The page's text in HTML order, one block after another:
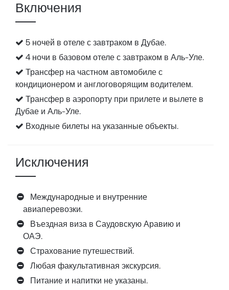
Включения
5 ночей в отеле с завтраком в Дубае.
4 ночи в базовом отеле с завтраком в Аль-Уле.
Трансфер на частном автомобиле с
кондиционером и англоговорящим водителем.
Трансфер в аэропорту при прилете и вылете в
Дубае и Аль-Уле.
Входные билеты на указанные объекты.
Исключения
Международные и внутренние
авиаперевозки.
Въездная виза в Саудовскую Аравию и
ОАЭ.
Страхование путешествий.
Любая факультативная экскурсия.
Питание и напитки не указаны.